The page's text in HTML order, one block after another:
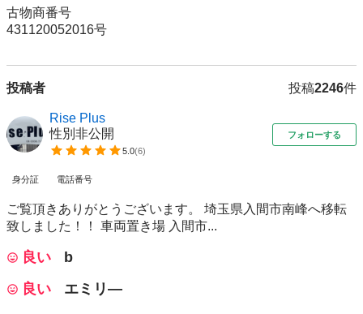
古物商番号
431120052016号
投稿者 投稿2246件
Rise Plus
性別非公開
5.0(6)
フォローする
身分証 電話番号
ご覧頂きありがとうございます。 埼玉県入間市南峰へ移転
致しました！！ 車両置き場 入間市...
良い
b
良い
エミリ―